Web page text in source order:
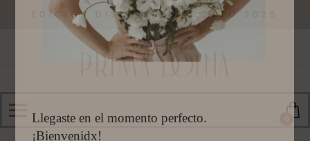
EDICIÓN DISPONIBLE AGOSTO 2026